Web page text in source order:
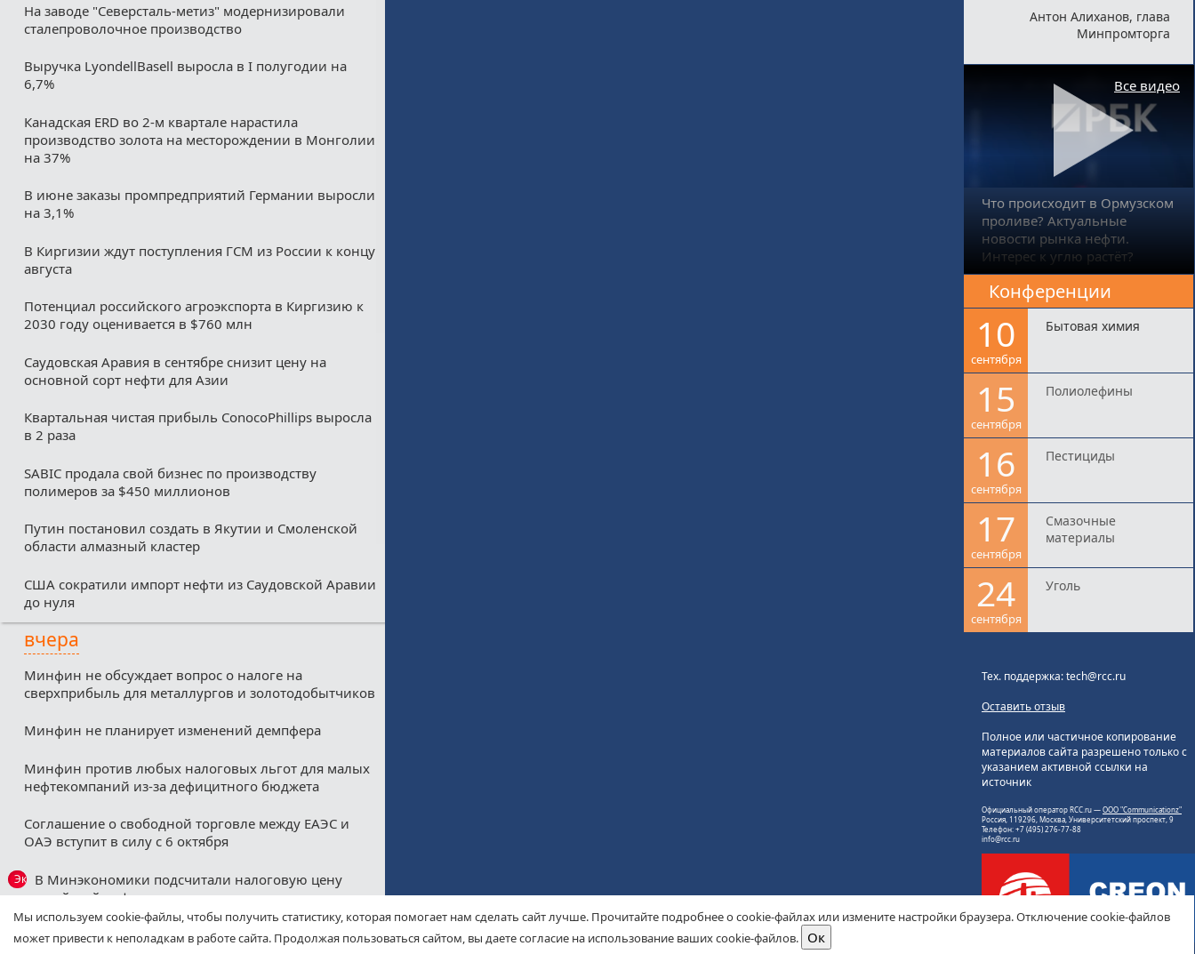
На заводе "Северсталь-метиз" модернизировали
сталепроволочное производство
Выручка LyondellBasell выросла в I полугодии на
6,7%
Канадская ERD во 2-м квартале нарастила
производство золота на месторождении в Монголии
на 37%
В июне заказы промпредприятий Германии выросли
на 3,1%
В Киргизии ждут поступления ГСМ из России к концу
августа
Потенциал российского агроэкспорта в Киргизию к
2030 году оценивается в $760 млн
Саудовская Аравия в сентябре снизит цену на
основной сорт нефти для Азии
Квартальная чистая прибыль ConocoPhillips выросла
в 2 раза
SABIC продала свой бизнес по производству
полимеров за $450 миллионов
Путин постановил создать в Якутии и Смоленской
области алмазный кластер
США сократили импорт нефти из Саудовской Аравии
до нуля
вчера
Минфин не обсуждает вопрос о налоге на
сверхприбыль для металлургов и золотодобытчиков
Минфин не планирует изменений демпфера
Минфин против любых налоговых льгот для малых
нефтекомпаний из-за дефицитного бюджета
Соглашение о свободной торговле между ЕАЭС и
ОАЭ вступит в силу с 6 октября
Эксклюзив
В Минэкономики подсчитали налоговую цену
российской нефти
Глава Минэкономразвития назвал ситуацию на
Антон Алиханов, глава
Минпромторга
Что происходит в Ормузском
проливе? Актуальные
новости рынка нефти.
Интерес к углю растёт?
Все видео
Конференции
10
сентября
Бытовая химия
15
сентября
Полиолефины
16
сентября
Пестициды
17
сентября
Смазочные
материалы
24
сентября
Уголь
Тех. поддержка: tech@rcc.ru
Оставить отзыв
Полное или частичное копирование
материалов сайта разрешено только с
указанием активной ссылки на
источник
Официальный оператор RCC.ru —ООО "Communicationz"
Россия, 119296, Москва, Университетский проспект, 9
Телефон: +7 (495) 276-77-88
info@rcc.ru
Мы используем cookie-файлы, чтобы получить статистику, которая помогает нам сделать сайт лучше. Прочитайте подробнее о cookie-файлах или измените настройки браузера. Отключение cookie-файлов
может привести к неполадкам в работе сайта. Продолжая пользоваться сайтом, вы даете согласие на использование ваших cookie-файлов.